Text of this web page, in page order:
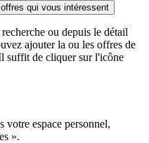
qui vous intéressent
ou depuis le détail
ajouter la ou les offres de
suffit de cliquer sur l'icône
votre espace personnel,
».